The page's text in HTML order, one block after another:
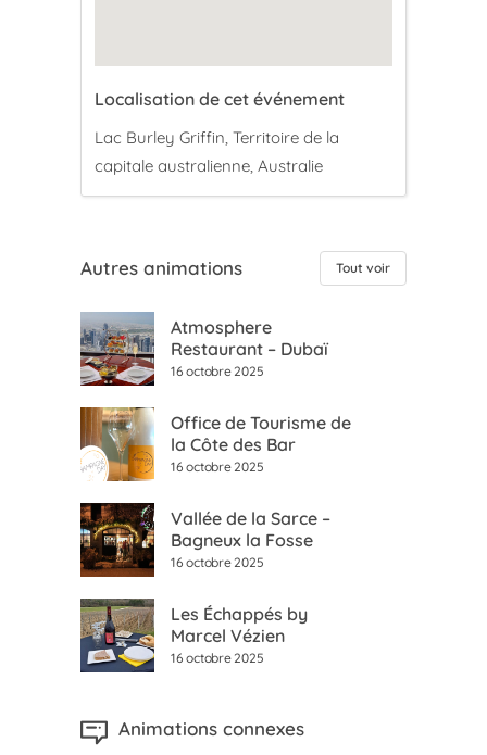
Localisation de cet événement
Lac Burley Griffin, Territoire de la
capitale australienne, Australie
Autres animations Tout voir
Atmosphere
Restaurant – Dubaï
16 octobre 2025
Office de Tourisme de
la Côte des Bar
16 octobre 2025
Vallée de la Sarce –
Bagneux la Fosse
16 octobre 2025
Les Échappés by
Marcel Vézien
16 octobre 2025
Animations connexes